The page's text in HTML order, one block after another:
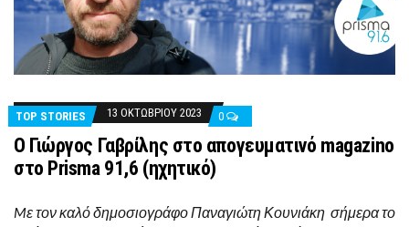
TOP STORIES 13 ΟΚΤΩΒΡΊΟΥ 2023 0
Ο Γιώργος Γαβρίλης στο απογευματινό magazino
στο Prisma 91,6 (ηχητικό)
Mε τον καλό δημοσιογράφο Παναγιώτη Κουνιάκη σήμερα το